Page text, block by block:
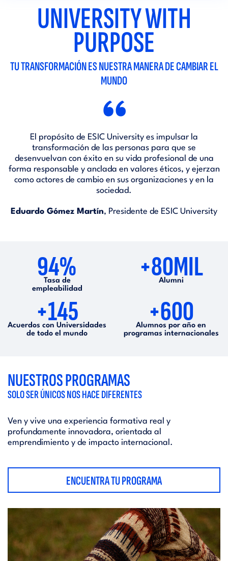
UNIVERSITY WITH
PURPOSE
TU TRANSFORMACIÓN ES NUESTRA MANERA DE CAMBIAR EL
MUNDO
“
El propósito de ESIC University es impulsar la
transformación de las personas para que se
desenvuelvan con éxito en su vida profesional de una
forma responsable y anclada en valores éticos, y ejerzan
como actores de cambio en sus organizaciones y en la
sociedad.
Eduardo Gómez Martín, Presidente de ESIC University
94%
Tasa de
empleabilidad
+80MIL
Alumni
+145
Acuerdos con Universidades
de todo el mundo
+600
Alumnos por año en
programas internacionales
NUESTROS PROGRAMAS
SOLO SER ÚNICOS NOS HACE DIFERENTES
Ven y vive una experiencia formativa real y
profundamente innovadora, orientada al
emprendimiento y de impacto internacional.
ENCUENTRA TU PROGRAMA